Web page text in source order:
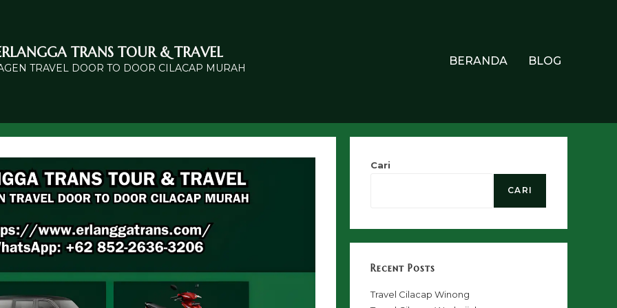
TRANS TOUR & TRAVEL
TRAVEL DOOR TO DOOR CILACAP MURAH
BERANDA BLOG
Cari
CARI
Recent Posts
Travel Cilacap Winong